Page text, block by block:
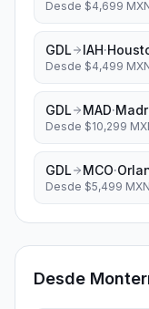
Desde $4,699
GDL IAH·
Desde $4,499
GDL MAD·
Desde $10,299
GDL MCO·
Desde $5,499
Desde